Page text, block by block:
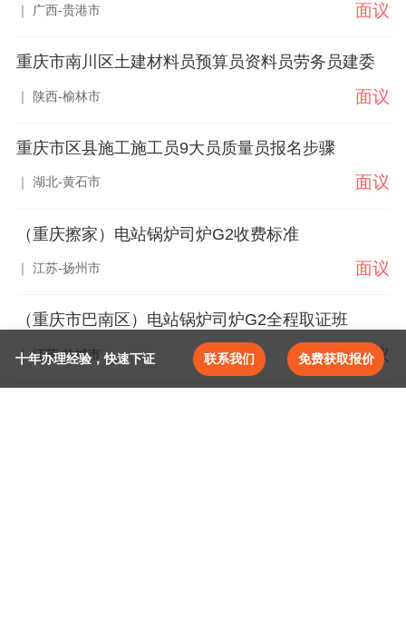
｜ 广西-贵港市 面议
重庆市南川区土建材料员预算员资料员劳务员建委
｜ 陕西-榆林市 面议
重庆市区县施工施工员9大员质量员报名步骤
｜ 湖北-黄石市 面议
（重庆擦家）电站锅炉司炉G2收费标准
｜ 江苏-扬州市 面议
（重庆市巴南区）电站锅炉司炉G2全程取证班
｜ 江苏-盐城市 面议
十年办理经验，快速下证 免费获取报价
联系我们